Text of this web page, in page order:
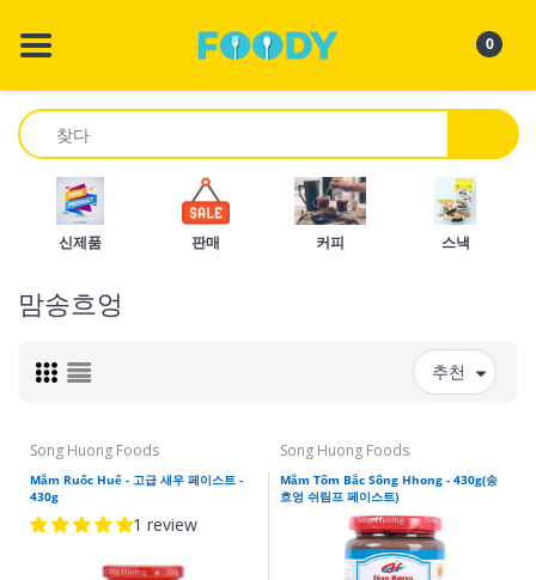
0
BACK
몬 알 비트
도우옹
모든 음료 쇼핑
느억 짜이 까이
계속해서 말해봐
Thực phẩm ăn liền
Xem Tất Cả
포, 호티에우, 분,
미안리엔
느억참 & 지아비
Xem Tất Cả
뜨엉 Ớt, 뜨엉 덴,..
칵로이맘
차오, Mắm
Hạt Nêm, Bột
Gia Vị Pha Sẵn
도합
Xem Tất Cả
Cá - Cua Hộp, 파
도 응암 추아 응엇
Trái Cây & Rau,
칵 로이 봇(Các Loại Bột)
봇람반(Bột Làm
투크 팜 코(Thực Phẩm Khô)
Xem Tất Cả
Bún, Phở, Hủ
반 짱 칵 로이
카, 톰 코
도둥자딘
느억루아따이
BACK
음료 - 도우엉
인스턴트 누들 - Mì / Phở / Hủ Tiếu
건조 식품 - Thực Phẩm Sấy Khô
통조림 식품 - DHồ Hộp
소스 & 페이스트 - Các Loại Mắm &
스낵 - Góc ăn vặt
밀가루 - Các Loại Bột
채식 식품 - Góc đồ chay
BACK
에이스쿡
아시아 소년
콜리멕스
바 까이 트레
형제애 브랜드
호앙투안 식품
마산
미코 흐엉 슈아
신제품 판매 커피 스낵
맘송흐엉
추천
Song Huong Foods
Mắm Ruốc Huế - 고급 새우 페이스트 -
430g
1 review
Song Huong Foods
Mắm Tôm Bắc Sông Hhong - 430g(송
흐엉 쉬림프 페이스트)